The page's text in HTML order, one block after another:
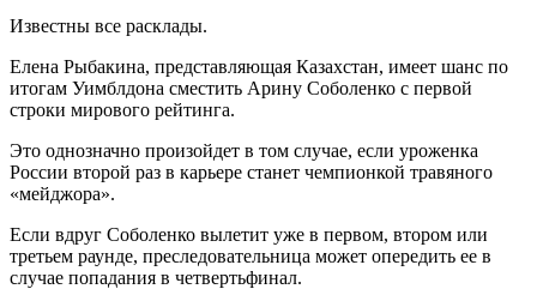
Известны все расклады.
Елена Рыбакина, представляющая Казахстан, имеет шанс по
итогам Уимблдона сместить Арину Соболенко с первой
строки мирового рейтинга.
Это однозначно произойдет в том случае, если уроженка
России второй раз в карьере станет чемпионкой травяного
«мейджора».
Если вдруг Соболенко вылетит уже в первом, втором или
третьем раунде, преследовательница может опередить ее в
случае попадания в четвертьфинал.